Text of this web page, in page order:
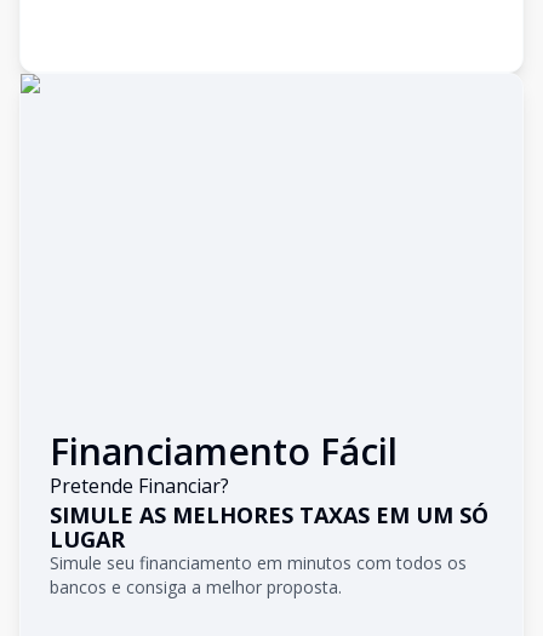
Financiamento Fácil
Pretende Financiar?
SIMULE AS MELHORES TAXAS EM UM SÓ
LUGAR
Simule seu financiamento em minutos com todos os
bancos e consiga a melhor proposta.